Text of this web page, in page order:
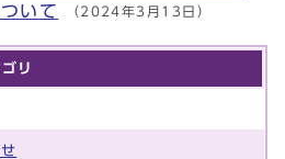
いて （2024年3月13日）
リ